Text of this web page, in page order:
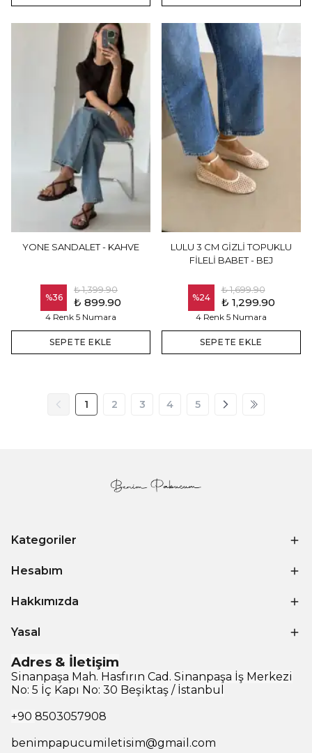
YONE SANDALET - KAHVE
%36
₺ 1,399.90
₺ 899.90
4 Renk 5 Numara
SEPETE EKLE
LULU 3 CM GİZLİ TOPUKLU
FİLELİ BABET - BEJ
%24
₺ 1,699.90
₺ 1,299.90
4 Renk 5 Numara
SEPETE EKLE
1 2 3 4 5
Kategoriler
Hesabım
Hakkımızda
Yasal
Adres & İletişim
Sinanpaşa Mah. Hasfırın Cad. Sinanpaşa İş Merkezi
No: 5 İç Kapı No: 30 Beşiktaş / İstanbul
+90 8503057908
benimpapucumiletisim@gmail.com